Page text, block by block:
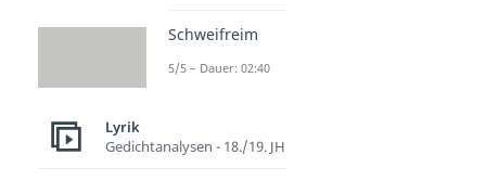
Schweifreim
5/5 – Dauer: 02:40
Lyrik
Gedichtanalysen - 18./19. JH